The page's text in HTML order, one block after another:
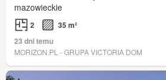
mazowieckie
2
35 m²
23 dni temu
MORIZON.PL - GRUPA VICTORIA DOM